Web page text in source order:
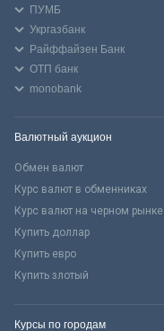
ПУМБ
Укргазбанк
Райффайзен Банк
ОТП банк
monobank
Валютный аукцион
Обмен валют
Курс валют в обменниках
Курс валют на черном рынке
Купить доллар
Купить евро
Купить злотый
Курсы по городам